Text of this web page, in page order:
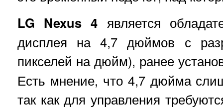
LG Nexus 4 является
дисплея на 4,7 дюймов с
пикселей на дюйм), ранее
Есть мнение, что 4,7 дюйма
так как для управления